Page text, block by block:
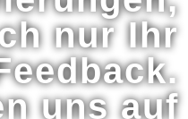
nur Ihr
uns auf